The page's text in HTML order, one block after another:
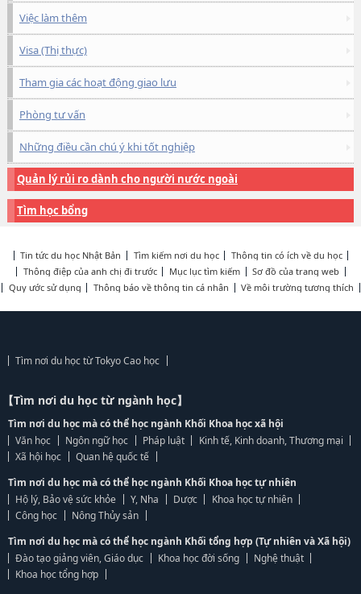
Việc làm thêm
Visa (Thị thực)
Tham gia các hoạt động giao lưu
Phòng tư vấn
Những điều cần chú ý khi tốt nghiệp
Quản lý rủi ro dành cho người nước ngoài
Tìm học bổng
Tin tức du học Nhật Bản Tìm kiếm nơi du học
Thông tin có ích về du học
Thông điệp của anh chị đi trước
Mục lục tìm kiếm
Sơ đồ của trang web
Quy ước sử dụng
Thông báo về thông tin cá nhân Về môi trường tương thích
Tìm nơi du học từ Tokyo Cao học
【Tìm nơi du học từ ngành học】
Tìm nơi du học mà có thể học ngành Khối Khoa học xã hội
Văn học
Ngôn ngữ học Pháp luật
Kinh tế, Kinh doanh, Thương mại
Xã hội học
Quan hệ quốc tế
Tìm nơi du học mà có thể học ngành Khối Khoa học tự nhiên
Hộ lý, Bảo vệ sức khỏe
Y, Nha Dược
Khoa học tự nhiên
Công học
Nông Thủy sản
Tìm nơi du học mà có thể học ngành Khối tổng hợp (Tự nhiên và Xã hội)
Đào tạo giảng viên, Giáo dục
Khoa học đời sống
Nghệ thuật
Khoa học tổng hợp